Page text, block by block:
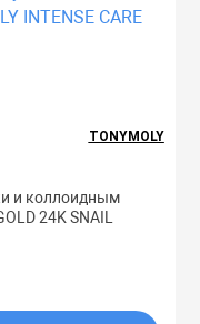
TONYMOLY
и коллоидным
24K SNAIL